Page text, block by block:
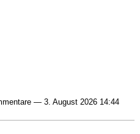
— 3. August 2026 14:44